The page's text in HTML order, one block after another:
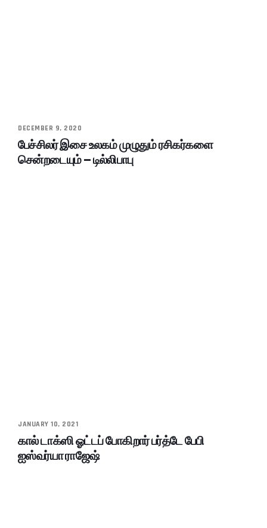
DECEMBER 9, 2020
பேச்சிலர் இசை உலகம் முழுதும் ரசிகர்களை
சென்றடையும் – டில்லிபாபு
JANUARY 10, 2021
கால் டாக்ஸி ஓட்டப் போகிறார் பர்த்டே பேபி
ஐஸ்வர்யா ராஜேஷ்